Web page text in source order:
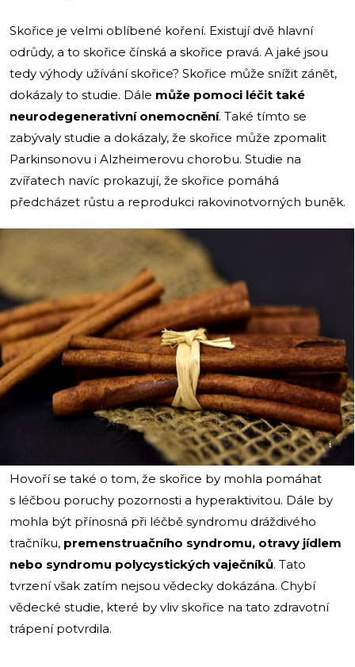
Skořice je velmi oblíbené koření. Existují dvě hlavní
odrůdy, a to skořice čínská a skořice pravá. A jaké jsou
tedy výhody užívání skořice? Skořice může snížit zánět,
dokázaly to studie. Dále může pomoci léčit také
neurodegenerativní onemocnění. Také tímto se
zabývaly studie a dokázaly, že skořice může zpomalit
Parkinsonovu i Alzheimerovu chorobu. Studie na
zvířatech navíc prokazují, že skořice pomáhá
předcházet růstu a reprodukci rakovinotvorných buněk.
i
Hovoří se také o tom, že skořice by mohla pomáhat
s léčbou poruchy pozornosti a hyperaktivitou. Dále by
mohla být přínosná při léčbě syndromu dráždivého
tračníku, premenstruačního syndromu, otravy jídlem
nebo syndromu polycystických vaječníků. Tato
tvrzení však zatím nejsou vědecky dokázána. Chybí
vědecké studie, které by vliv skořice na tato zdravotní
trápení potvrdila.